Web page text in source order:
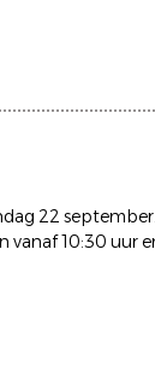
22
10:30 uur